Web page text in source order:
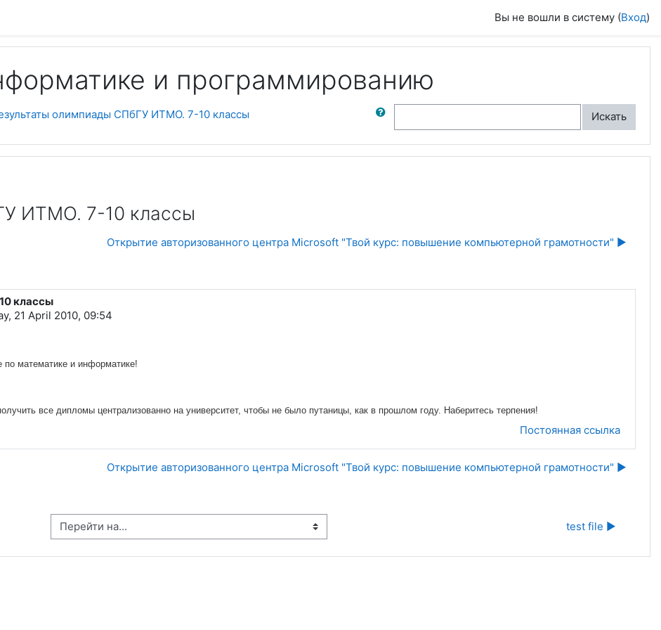
Вы не вошли в систему (Вход)
и программированию
олимпиады СПбГУ ИТМО. 7-10 классы
Поиск по форумам
Искать
ИТМО. 7-10 классы
Открытие авторизованного центра Microsoft "Твой курс: повышение компьютерной грамотности" ▶︎
классы
21 April 2010, 09:54
математике и информатике!
все дипломы централизованно на университет, чтобы не было путаницы, как в прошлом году. Наберитесь терпения!
Постоянная ссылка
Открытие авторизованного центра Microsoft "Твой курс: повышение компьютерной грамотности" ▶︎
Перейти на... test file ▶︎